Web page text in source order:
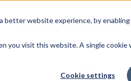
better website experience, by
you visit this website. A single
Cookie settings
Search